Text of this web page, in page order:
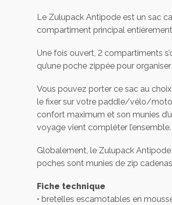
Le Zulupack Antipode est un sac
compartiment principal
Une fois ouvert, 2 compartiments
qu’une poche zippée pour
Vous pouvez porter ce sac au
le fixer sur votre paddle/vélo/moto
confort maximum et son munies
voyage vient compléter l’ensemble.
Globalement, le Zulupack
poches sont munies de zip
Fiche technique
• bretelles escamotables en